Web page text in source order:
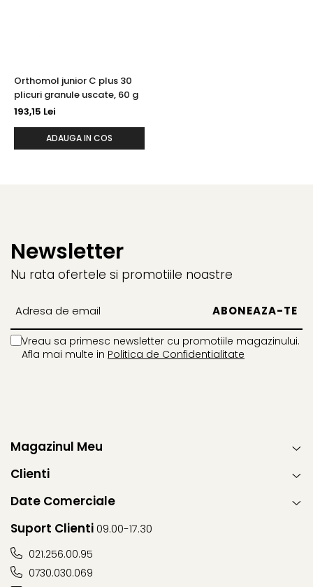
Orthomol junior C plus 30
plicuri granule uscate, 60 g
193,15 Lei
ADAUGA IN COS
Newsletter
Nu rata ofertele si promotiile noastre
Vreau sa primesc newsletter cu promotiile magazinului.
Afla mai multe in Politica de Confidentialitate
Magazinul Meu
Clienti
Date Comerciale
Suport Clienti09.00-17.30
021.256.00.95
0730.030.069